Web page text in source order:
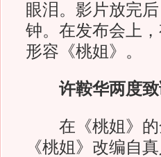
眼泪。影片放完
钟。在发布会上
形容《桃姐》。
许鞍华两度致
在《桃姐》的
《桃姐》改编自